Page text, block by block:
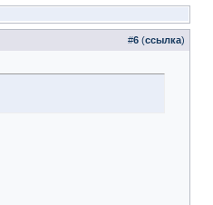
#6 (ссылка)